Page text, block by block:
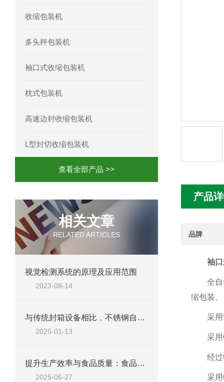
产品
品牌
袖
全
缩包装。
采
采
经
采
收缩包装机
多头秤包装机
袖口式收缩包装机
枕式包装机
高速边封收缩包装机
L型封切收缩包装机
查看全部产品 >>
相关文章
RELATED ARTICLES
视觉检测系统的原理及应用范围
2023-08-14
与传统封箱设备相比，不锈钢自动折盖封箱机有什么优点
2025-01-13
提升生产效率与食品质量：食品级皮带机流水线的创新应用
2025-06-27